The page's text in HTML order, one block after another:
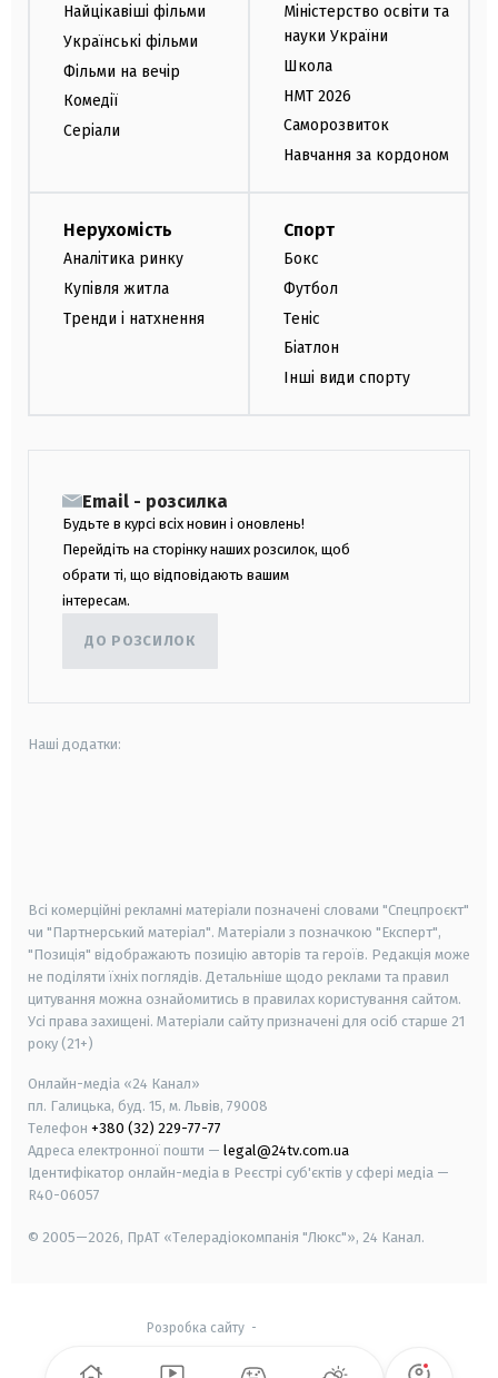
Найцікавіші фільми
Українські фільми
Фільми на вечір
Комедії
Серіали
Міністерство освіти та
науки України
Школа
НМТ 2026
Саморозвиток
Навчання за кордоном
Нерухомість
Аналітика ринку
Купівля житла
Тренди і натхнення
Спорт
Бокс
Футбол
Теніс
Біатлон
Інші види спорту
Email - розсилка
Будьте в курсі всіх новин і оновлень!
Перейдіть на сторінку наших розсилок, щоб
обрати ті, що відповідають вашим
інтересам.
ДО РОЗСИЛОК
Наші додатки:
Всі комерційні рекламні матеріали позначені словами "Спецпроєкт"
чи "Партнерський матеріал". Матеріали з позначкою "Експерт",
"Позиція" відображають позицію авторів та героїв. Редакція може
не поділяти їхніх поглядів. Детальніше щодо реклами та правил
цитування можна ознайомитись в правилах користування сайтом.
Усі права захищені. Матеріали сайту призначені для осіб старше 21
року (21+)
Онлайн-медіа «24 Канал»
пл. Галицька, буд. 15, м. Львів, 79008
Телефон +380 (32) 229-77-77
Адреса електронної пошти — legal@24tv.com.ua
Ідентифікатор онлайн-медіа в Реєстрі суб'єктів у сфері медіа —
R40-06057
© 2005—2026, ПрАТ «Телерадіокомпанія "Люкс"», 24 Канал.
Розробка сайту-